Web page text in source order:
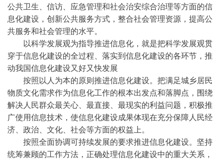
公共卫生、信访、应急管理和社会治安综合治理等方面的信
息化建设，创新公共服务方式，整合社会管理资源，提高公
共服务和社会管理的水平。
以科学发展观为指导推进信息化，就是把科学发展观贯
穿于信息化建设的全过程、落实到信息化建设的各环节，推
动我国信息化建设又好又快发展
按照以人为本的原则推进信息化建设。把满足城乡居民
物质文化需求作为信息化工作的根本出发点和落脚点，围绕
解决人民群众最关心、最直接、最现实的利益问题，积极推
广使用信息技术，使信息化建设成果体现在充分保障人民经
济、政治、文化、社会等方面的权益上。
按照全面协调可持续发展的要求推进信息化建设。坚持
统筹兼顾的工作方法，正确处理信息化建设中的重大关系，